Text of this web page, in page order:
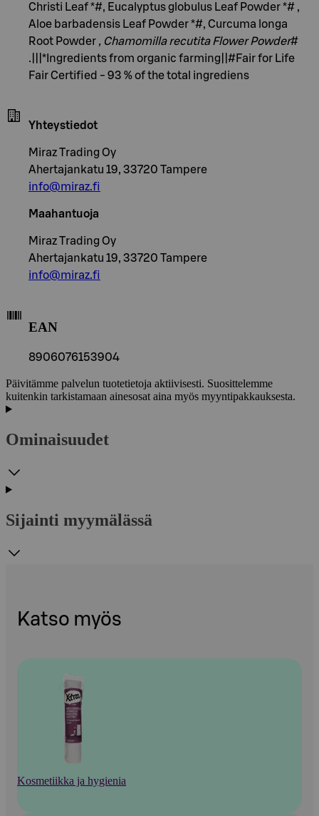
Christi Leaf *#, Eucalyptus globulus Leaf Powder *# ,
Aloe barbadensis Leaf Powder *#, Curcuma longa
Root Powder , Chamomilla recutita Flower Powder#
.|||*Ingredients from organic farming||#Fair for Life
Fair Certified - 93 % of the total ingrediens
Yhteystiedot
Miraz Trading Oy
Ahertajankatu 19, 33720 Tampere
info@miraz.fi
Maahantuoja
Miraz Trading Oy
Ahertajankatu 19, 33720 Tampere
info@miraz.fi
EAN
8906076153904
Päivitämme palvelun tuotetietoja aktiivisesti. Suosittelemme
kuitenkin tarkistamaan ainesosat aina myös myyntipakkauksesta.
Ominaisuudet
Sijainti myymälässä
Katso myös
Kosmetiikka ja hygienia